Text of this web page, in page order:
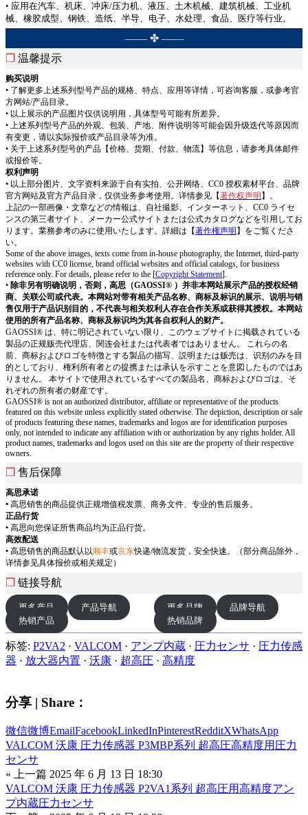
• 应用在汽车、机床、冲床/压力机、液压、土木机械、建筑机械、工业机
械、橡胶成型、钢铁、造纸、半导、电子、水处理、食品、医疗等行业。
—— ✤ ——
❒ 温馨提示
购买说明
• 了解更多上述系列型号产品的规格、特点、应用等详情，可咨询客服，或参考官
方网站/产品目录。
• 以上展示的产品图片仅供说明用，具体型号可能有所差异。
• 上述系列型号产品的外观、包装、产地、附件说明等可能会因升级迭代等原因而
有变更，请以实际报价或产品目录等为准。
• 关于上述系列型号的产品【价格、货期、付款、物流】等信息，请参考具体邮件
或报价等。
权利声明
• 以上部分图片、文字资料来源于自有实拍、公开网络、CC0 授权素材平台、品牌
官方网站及官方产品目录，仅供业务参考使用。详情参见【著作权声明 】。
上記の一部画像・文章などの情報は、自社撮影、インターネット、CC0 ライセ
ンスの第三者サイト、メーカー公式サイトまたは公式カタログなどを引用してお
ります。業務参考のみに使用いたします。詳細は【著作権声明 】をご覧くださ
い。
Some of the above images, texts come from in-house photography, the Internet, third-party
websites with CC0 license, brand official websites and official catalogs, for business
reference only. For details, please refer to the [Copyright Statement].
• 除非另有明确说明，否则，高思（GAOSSI® ）并非本网站展示产品的授权经销
商、关联公司或代表。本网站对带有相关产品名称、商标及标识的展示、说明与销
售仅用于产品识别目的，不代表与相关权利人存在合作关系或获得其授权。本网站
使用的所有产品名称、商标及标识均为其各自权利人的财产。
GAOSSI® は、特に明记されていない限り、このウェブサイトに掲载されている
製品の正规贩売代理店、関连会社または代表者ではありません。 これらの名
前、商标およびロゴを特徴とする製品の描写、説明または贩売は、识别のみを目
的としており、権利所有者との提携または承认を示すことを意図したものではあ
りません。 本サイトで使用されているすべての製品名、商标およびロゴは、そ
れぞれの所有者の财産です。
GAOSSI® is not an authorized distributor, affiliate or representative of the products
featured on this website unless explicitly stated otherwise. The depiction, description or sale
of products featuring these names, trademarks and logos are for identification purposes
only, not intended to indicate any affiliation with or authorization by any rights holder. All
product names, trademarks and logos used on this site are the property of their respective
owners.
❒ 售后保障
高思承诺
• 高思销售的商品提供正规增值税发票、商务文件、专业的售后服务。
正品行货
• 高思向您保证所售商品均为正品行货。
高效配送
• 高思销售的商品默认以顺丰或京东快递/物流发货，安全快速。（部分商品除外，
详情参见具体报价或相关规定）
❒ 链接导航
更多产品
产品导航
热销产品
更多品牌
品牌导航
热销品牌
标签: P2VA2 · VALCOM · アンプ内蔵 · 圧力センサ · 圧力传感
器 · 放大器内置 · 沃康 · 超高圧 · 高精度
分享 | Share：
微信微博EmailFacebookLinkedInPinterestRedditXWhatsApp
VALCOM 沃康 圧力传感器 P3MBP系列 超高圧高精度用圧力
センサ
« 上一篇 2025 年 6 月 13 日 18:30
VALCOM 沃康 圧力传感器 P2VA1系列 超高圧用高精度アン
プ内蔵圧力センサ